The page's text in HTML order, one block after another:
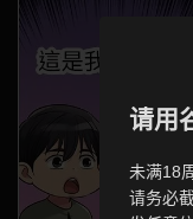
请用
未满18
请务必